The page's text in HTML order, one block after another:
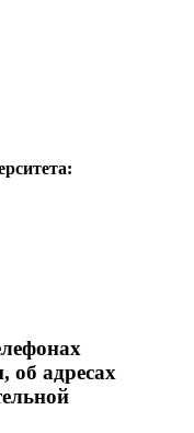
об адресах